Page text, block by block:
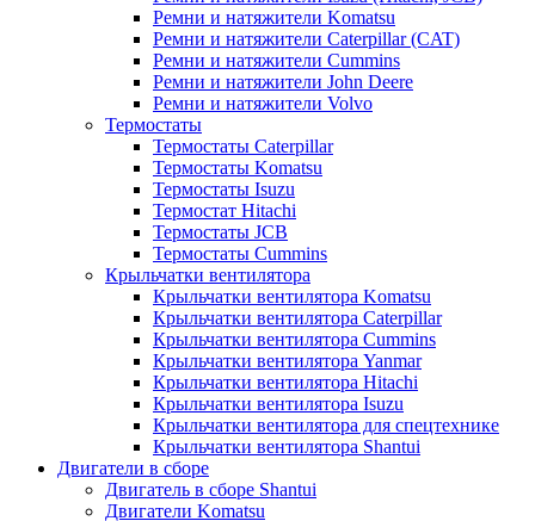
Ремни и натяжители Komatsu
Ремни и натяжители Caterpillar (CAT)
Ремни и натяжители Cummins
Ремни и натяжители John Deere
Ремни и натяжители Volvo
Термостаты
Термостаты Caterpillar
Термостаты Komatsu
Термостаты Isuzu
Термостат Hitachi
Термостаты JCB
Термостаты Cummins
Крыльчатки вентилятора
Крыльчатки вентилятора Komatsu
Крыльчатки вентилятора Caterpillar
Крыльчатки вентилятора Cummins
Крыльчатки вентилятора Yanmar
Крыльчатки вентилятора Hitachi
Крыльчатки вентилятора Isuzu
Крыльчатки вентилятора для спецтехнике
Крыльчатки вентилятора Shantui
Двигатели в сборе
Двигатель в сборе Shantui
Двигатели Komatsu